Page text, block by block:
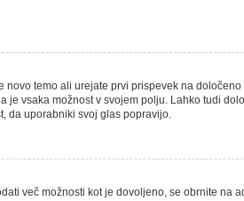
temo ali urejate prvi prispevek na
vsaka možnost v svojem polju. Lahko tudi
da uporabniki svoj glas popravijo.
več možnosti kot je dovoljeno, se obrnite na